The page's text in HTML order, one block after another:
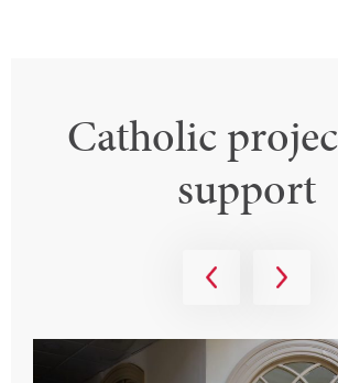
Catholic
support